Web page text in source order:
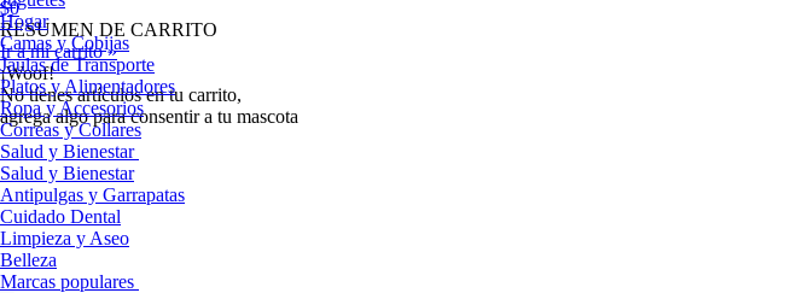
$0
RESUMEN DE CARRITO
Ir a mi carrito »
¡Woof!
No tíenes artículos en tu carrito,
agrega algo para consentir a tu mascota
Hogar
Camas y Cobijas
Jaulas de Transporte
Platos y Alimentadores
Ropa y Accesorios
Correas y Collares
Salud y Bienestar
Salud y Bienestar
Antipulgas y Garrapatas
Cuidado Dental
Limpieza y Aseo
Belleza
Marcas populares